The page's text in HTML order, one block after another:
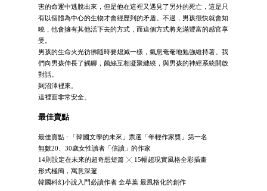
害的命運中逃脫出來，但是他在這裡又遇見了另外的死亡，這是只
有以個體為中心的生物才會經歷到的矛盾。不過，男孩很快就會知
曉，他會擁有其他活下去的方式，而這個方式將充滿豐富的感官享
受。
男孩的生命火光彷彿隨時要熄滅一樣，氣息奄奄地勉強維持著。我
們向男孩伸長了觸腳，菌絲互相凝聚纏繞，與男孩的神經系統開啟
對話。
到沼澤裡來。
這裡面非常安全。
最佳賣點
最佳賣點 : 「韓國文學的未來」票選「年輕作家獎」第一名
無數20、30歲女性讀者「信讀」的作家
14則設定在未來的超奇想短篇 ╳ 15幅超現實風格全彩插畫
形式極簡，寓意深邃
韓國科幻小說入門必讀作者 金草葉 最風格化的創作